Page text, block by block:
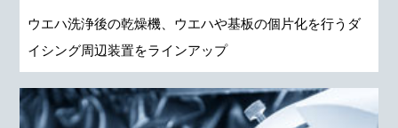
ウエハ洗浄後の乾燥機、ウエハや基板の個片化を行うダ
イシング周辺装置をラインアップ